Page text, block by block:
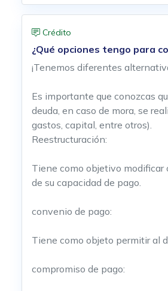
Crédito
¿Qué opciones tengo para
¡Tenemos diferentes
Es importante que conozcas
deuda, en caso de mora, se
gastos, capital, entre otros).
Reestructuración:
Tiene como objetivo modificar
de su capacidad de pago.
convenio de pago:
Tiene como objeto permitir al
compromiso de pago: